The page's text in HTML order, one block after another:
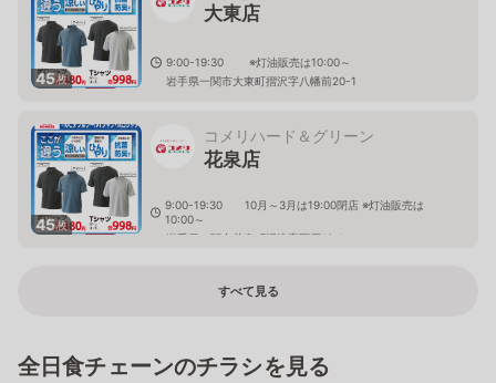
45枚
大東店
9:00-19:30 ※灯油販売は10:00～
岩手県一関市大東町摺沢字八幡前20-1
45枚
コメリハード＆グリーン
花泉店
9:00-19:30 10月～3月は19:00閉店 ※灯油販売は
10:00～
岩手県一関市花泉町涌津字下原13-1
すべて見る
全日食チェーンのチラシを見る